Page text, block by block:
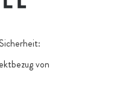
von